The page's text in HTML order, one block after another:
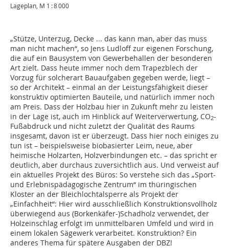
Lageplan, M 1 : 8 000
„Stütze, Unterzug, Decke ... das kann man, aber das muss
man nicht machen“, so Jens Ludloff zur eigenen Forschung,
die auf ein Bausystem von Gewerbehallen der besonderen
Art zielt. Dass heute immer noch dem Trapezblech der
Vorzug für solcherart Bauaufgaben gegeben werde, liegt –
so der Architekt – einmal an der Leistungsfähigkeit dieser
konstruktiv optimierten Bauteile, und natürlich immer noch
am Preis. Dass der Holzbau hier in Zukunft mehr zu leisten
in der Lage ist, auch im Hinblick auf Weiterverwertung, CO2-
Fußabdruck und nicht zuletzt der Qualität des Raums
insgesamt, davon ist er überzeugt. Dass hier noch einiges zu
tun ist – beispielsweise biobasierter Leim, neue, aber
heimische Holzarten, Holzverbindungen etc. – das spricht er
deutlich, aber durchaus zuversichtlich aus. Und verweist auf
ein aktuelles Projekt des Büros: So verstehe sich das „Sport-
und Erlebnispädagogische Zentrum“ im thüringischen
Kloster an der Bleichlochtalsperre als Projekt der
„Einfachheit“: Hier wird ausschließlich Konstruktionsvollholz
überwiegend aus (Borkenkäfer-)Schadholz verwendet, der
Holzeinschlag erfolgt im unmittelbaren Umfeld und wird in
einem lokalen Sägewerk verarbeitet. Konstruktion? Ein
anderes Thema für spätere Ausgaben der DBZ!